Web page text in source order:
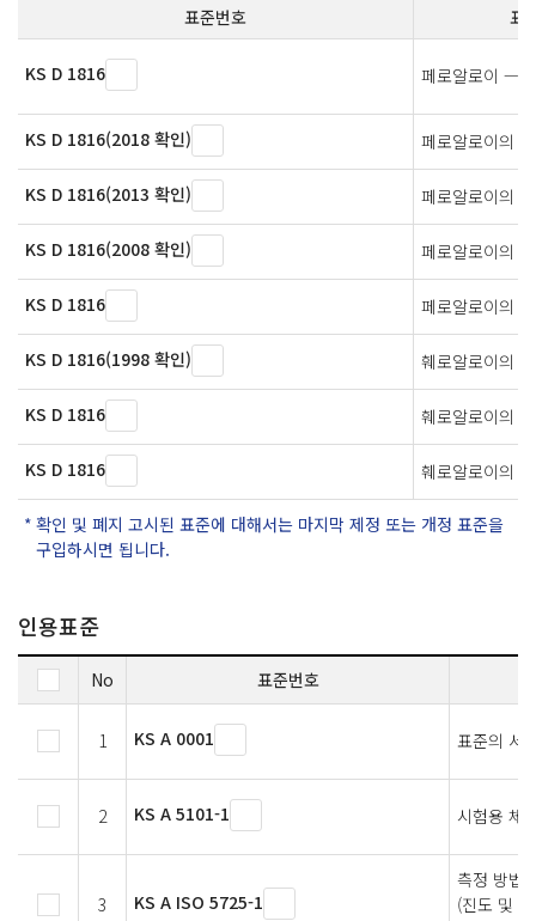
표준번호 표
KS D 1816 페로알로이 —
KS D 1816(2018 확인) 페로알로이의
KS D 1816(2013 확인) 페로알로이의
KS D 1816(2008 확인) 페로알로이의
KS D 1816 페로알로이의
KS D 1816(1998 확인) 훼로알로이의
KS D 1816 훼로알로이의
KS D 1816 훼로알로이의
확인 및 폐지 고시된 표준에 대해서는 마지막 제정 또는 개정 표준을
구입하시면 됩니다.
인용표준
No 표준번호
1 KS A 0001 표준의 서
2 KS A 5101-1 시험용 체
3 KS A ISO 5725-1
측정 방법
(진도 및